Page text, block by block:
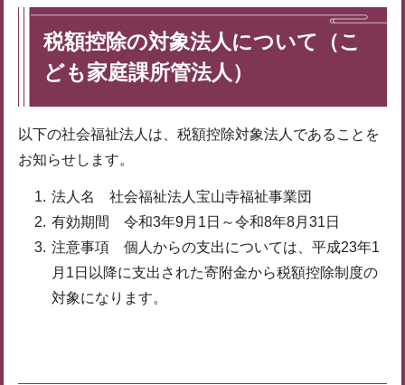
税額控除の対象法人について（こ
ども家庭課所管法人）
以下の社会福祉法人は、税額控除対象法人であることを
お知らせします。
法人名 社会福祉法人宝山寺福祉事業団
有効期間 令和3年9月1日～令和8年8月31日
注意事項 個人からの支出については、平成23年1
月1日以降に支出された寄附金から税額控除制度の
対象になります。